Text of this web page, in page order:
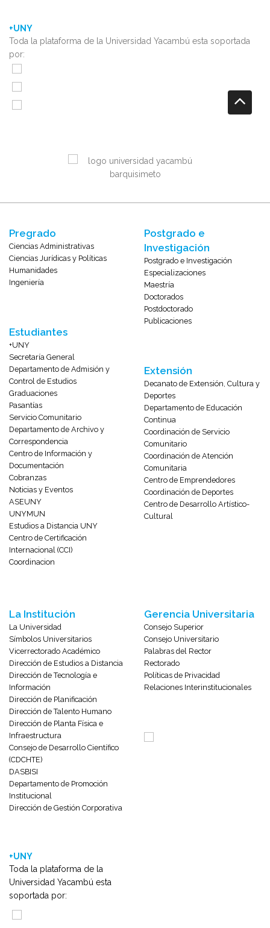
+UNY
Toda la plataforma de la Universidad Yacambú esta soportada
por:
Pregrado
Ciencias Administrativas
Ciencias Jurídicas y Políticas
Humanidades
Ingeniería
Estudiantes
+UNY
Secretaría General
Departamento de Admisión y
Control de Estudios
Graduaciones
Pasantías
Servicio Comunitario
Departamento de Archivo y
Correspondencia
Centro de Información y
Documentación
Cobranzas
Noticias y Eventos
ASEUNY
UNYMUN
Estudios a Distancia UNY
Centro de Certificación
Internacional (CCI)
Coordinacion
Postgrado e
Investigación
Postgrado e Investigación
Especializaciones
Maestría
Doctorados
Postdoctorado
Publicaciones
Extensión
Decanato de Extensión, Cultura y
Deportes
Departamento de Educación
Continua
Coordinación de Servicio
Comunitario
Coordinación de Atención
Comunitaria
Centro de Emprendedores
Coordinación de Deportes
Centro de Desarrollo Artístico-
Cultural
La Institución
La Universidad
Símbolos Universitarios
Vicerrectorado Académico
Dirección de Estudios a Distancia
Dirección de Tecnología e
Información
Dirección de Planificación
Dirección de Talento Humano
Dirección de Planta Física e
Infraestructura
Consejo de Desarrollo Científico
(CDCHTE)
DASBISI
Departamento de Promoción
Institucional
Dirección de Gestión Corporativa
+UNY
Toda la plataforma de la
Universidad Yacambú esta
soportada por:
Gerencia Universitaria
Consejo Superior
Consejo Universitario
Palabras del Rector
Rectorado
Políticas de Privacidad
Relaciones Interinstitucionales